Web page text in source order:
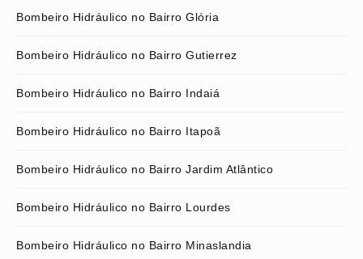
Bombeiro Hidráulico no Bairro Glória
Bombeiro Hidráulico no Bairro Gutierrez
Bombeiro Hidráulico no Bairro Indaiá
Bombeiro Hidráulico no Bairro Itapoã
Bombeiro Hidráulico no Bairro Jardim Atlântico
Bombeiro Hidráulico no Bairro Lourdes
Bombeiro Hidráulico no Bairro Minaslandia